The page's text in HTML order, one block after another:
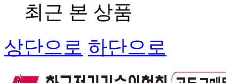
최근 본 상품
상단으로 하단으로